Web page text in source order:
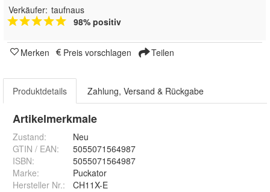
Verkäufer: taufnaus
98% positiv
Merken Preis vorschlagen Teilen
Produktdetails Zahlung, Versand & Rückgabe
Artikelmerkmale
Zustand:
Neu
GTIN / EAN:
5055071564987
ISBN:
5055071564987
Marke:
Puckator
Hersteller Nr.:
CH11X-E